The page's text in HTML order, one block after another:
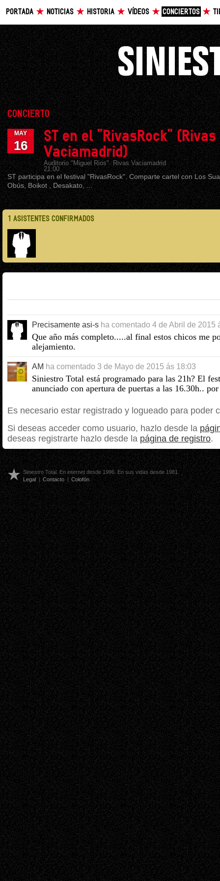
PORTADA NOTICIAS HISTORIA VÍDEOS CONCIERTOS
CONCIERTO
MAY
16
ST en el "RivasRock" (Rivas
Vaciamadrid)
Auditorio "Miguel Rios". Rivas Vaciamadrid
21:00
ST participa en el festival "RivasRock". Comparte cartel con Los
Obús, Boikot , Desakato, ...
1 ASISTENTES CONFIRMADOS
Precisamente asi-s ha comentado 4 de Abril de 2015
Que año más completo.....al final estos chicos me
alejamiento.
AM ha comentado 3 de Mayo de 2015 ás 18:03
Siniestro Total está programado para las 21h? El
anunciado con apertura de puertas a las 16.30h..
Es necesario estar registrado y logueado para poder
Si deseas acceder como usuario, hazlo desde la
deseas registrarte hazlo desde la página de registro.
Siniestro Total. En internet desde 1996. En sus vidas desde 1981.
Legal | Contacto | Colofón